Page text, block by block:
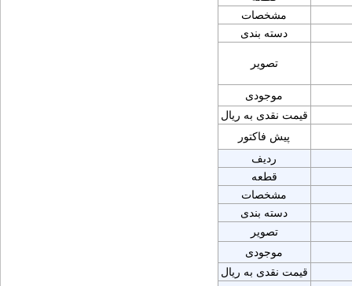
مشخصات
دسته بندی
تصویر
موجودی
قیمت نقدی به ریال
پیش فاکتور
ردیف
قطعه
مشخصات
دسته بندی
تصویر
موجودی
قیمت نقدی به ریال